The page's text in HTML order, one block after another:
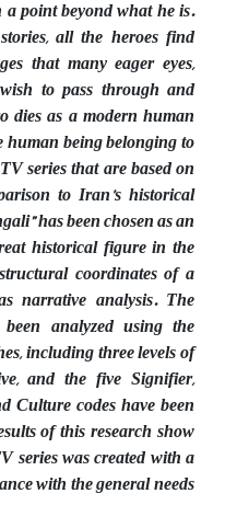
point beyond what he is.
all the heroes find
that many eager eyes,
to pass through and
dies as a modern human
human being belonging to
series that are based on
to Iran’s historical
has been chosen as an
historical figure in the
coordinates of a
narrative analysis. The
analyzed using the
including three levels of
and the five Signifier,
Culture codes have been
of this research show
series was created with a
with the general needs